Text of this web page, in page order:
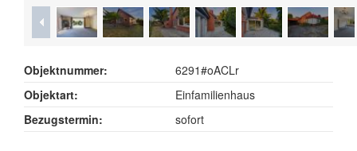
Objektnummer:
6291#oACLr
Objektart:
Einfamilienhaus
Bezugstermin:
sofort